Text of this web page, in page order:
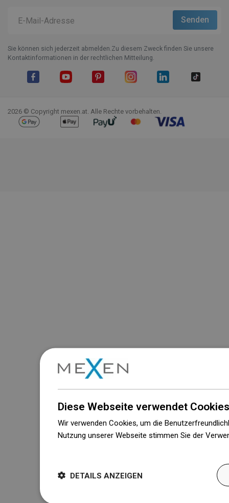
Sie können sich jederzeit abmelden.Zu diesem Zweck finden Sie unsere
Kontaktinformationen in der rechtlichen Mitteilung.
2026 © Copyright mexen.at. Alle Rechte vorbehalten.
Diese Webseite verwendet
Wir verwenden Cookies, um die
Nutzung unserer Webseite stimmen Sie der
DETAILS ANZEIGEN